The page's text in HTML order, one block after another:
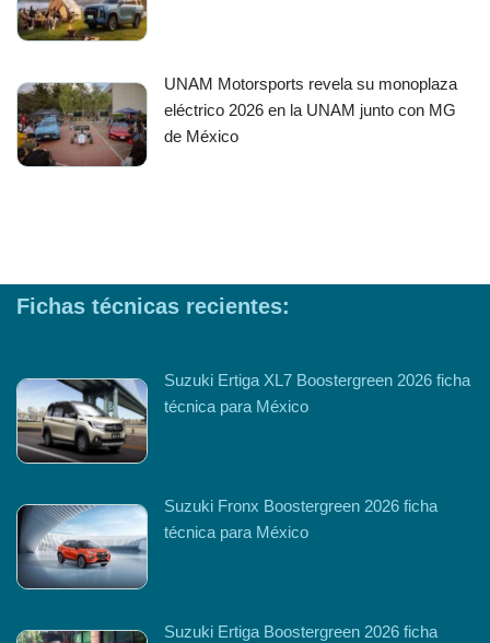
UNAM Motorsports revela su monoplaza
eléctrico 2026 en la UNAM junto con MG
de México
Fichas técnicas recientes:
Suzuki Ertiga XL7 Boostergreen 2026 ficha
técnica para México
Suzuki Fronx Boostergreen 2026 ficha
técnica para México
Suzuki Ertiga Boostergreen 2026 ficha